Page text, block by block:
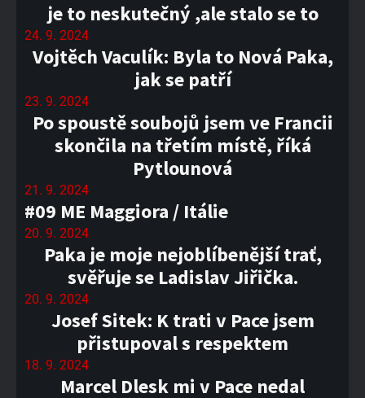
je to neskutečný ,ale stalo se to
24. 9. 2024
Vojtěch Vaculík: Byla to Nová Paka,
jak se patří
23. 9. 2024
Po spoustě soubojů jsem ve Francii
skončila na třetím místě, říká
Pytlounová
21. 9. 2024
#09 ME Maggiora / Itálie
20. 9. 2024
Paka je moje nejoblíbenější trať,
svěřuje se Ladislav Jiřička.
20. 9. 2024
Josef Sitek: K trati v Pace jsem
přistupoval s respektem
18. 9. 2024
Marcel Dlesk mi v Pace nedal